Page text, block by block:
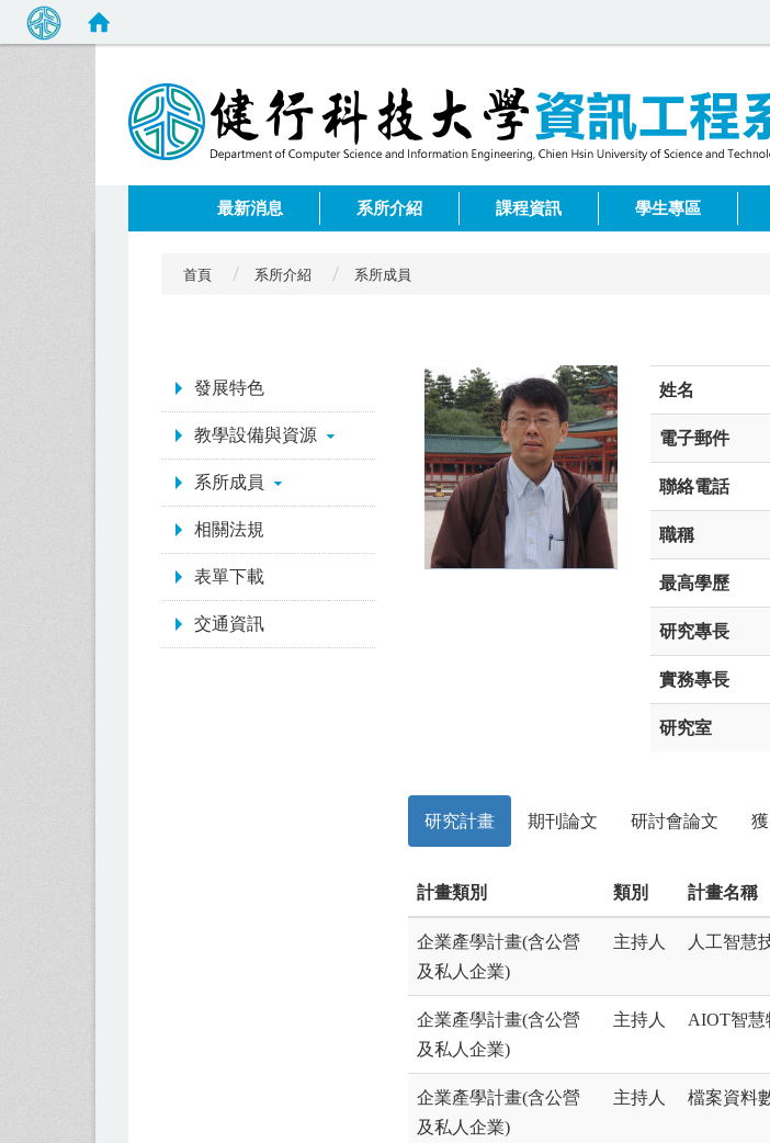
最新消息 系所介紹 課程資訊 學生專區
首頁 系所介紹 系所成員
發展特色
教學設備與資源
系所成員
相關法規
表單下載
交通資訊
姓名
電子郵件
聯絡電話
職稱
最高學歷
研究專長
實務專長
研究室
研究計畫 期刊論文 研討會論文
計畫類別 類別 計畫名稱
企業產學計畫(含公營
及私人企業)
主持人 人工智慧
企業產學計畫(含公營
及私人企業)
主持人 AIOT智慧
企業產學計畫(含公營
及私人企業)
主持人 檔案資料